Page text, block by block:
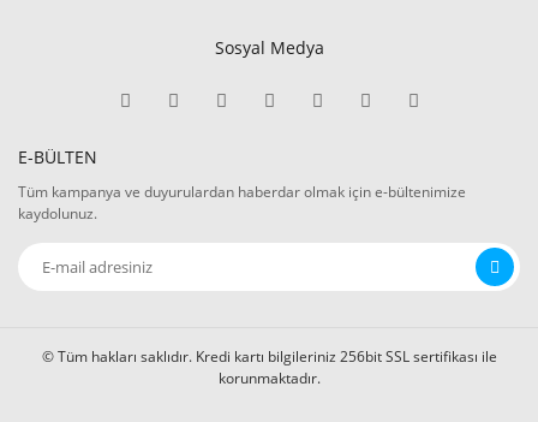
Sosyal Medya
E-BÜLTEN
Tüm kampanya ve duyurulardan haberdar olmak için e-bültenimize
kaydolunuz.
© Tüm hakları saklıdır. Kredi kartı bilgileriniz 256bit SSL sertifikası ile
korunmaktadır.